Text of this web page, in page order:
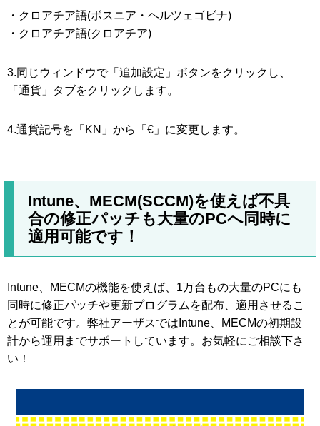
・クロアチア語(ボスニア・ヘルツェゴビナ)
・クロアチア語(クロアチア)
3.同じウィンドウで「追加設定」ボタンをクリックし、
「通貨」タブをクリックします。
4.通貨記号を「KN」から「€」に変更します。
Intune、MECM(SCCM)を使えば不具
合の修正パッチも大量のPCへ同時に
適用可能です！
Intune、MECMの機能を使えば、1万台もの大量のPCにも
同時に修正パッチや更新プログラムを配布、適用させるこ
とが可能です。弊社アーザスではIntune、MECMの初期設
計から運用までサポートしています。お気軽にご相談下さ
い！